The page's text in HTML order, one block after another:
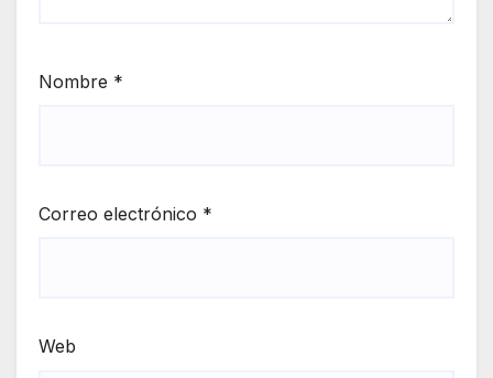
Nombre *
Correo electrónico *
Web